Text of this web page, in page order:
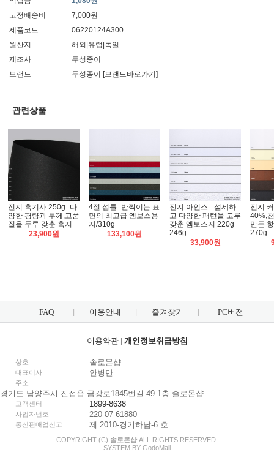
고정배송비
7,000원
제품코드
06220124A300
원산지
해외|유럽|독일
제조사
두성종이
브랜드
두성종이 [브랜드바로가기]
관련상품
전지 흑기사 250g_다
양한 평량과 두께,고품
질을 두루 갖춘 흑지
23,900원
4절 섭틀_반짝이는 표
면의 최고급 엠보스용
지/310g
133,100원
전지 아인스_ 섬세하
고 다양한 패턴을 고루
갖춘 엠보스지 220g
246g
33,900원
전지
40%,
만든
270g
FAQ 이용안내 즐겨찾기 PC버전
이용약관| 개인정보취급방침
상호 솔로몬샵
대표이사 안병만
주소
경기도 남양주시 진접읍 금강로1845번길 49 1층 솔로몬샵
고객센터 1899-8638
사업자번호 220-07-61880
통신판매업신고 제 2010-경기하남-6 호
COPYRIGHT (C) 솔로몬샵 ALL RIGHTS RESERVED.
SYSTEM BY GodoMall